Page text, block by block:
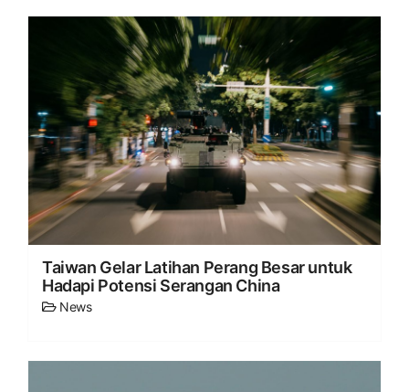
Taiwan Gelar Latihan Perang Besar untuk
Hadapi Potensi Serangan China
News